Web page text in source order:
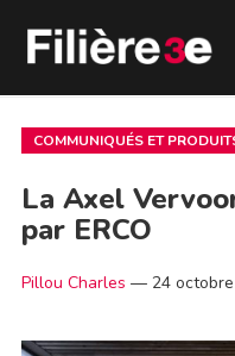
COMMUNIQUÉS ET
La Axel
par ERCO
Pillou Charles — 24